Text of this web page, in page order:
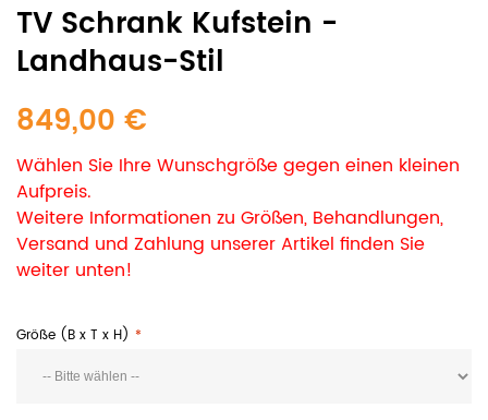
TV Schrank Kufstein -
Landhaus-Stil
849,00 €
Wählen Sie Ihre Wunschgröße gegen einen kleinen
Aufpreis.
Weitere Informationen zu Größen, Behandlungen,
Versand und Zahlung unserer Artikel finden Sie
weiter unten!
Größe (B x T x H)